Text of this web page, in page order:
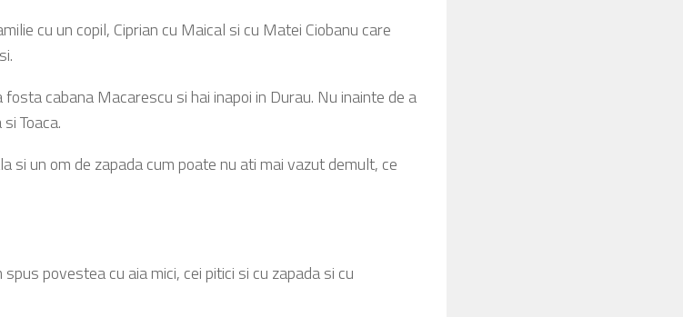
cu un copil, Ciprian cu Maical si cu Matei Ciobanu care
cabana Macarescu si hai inapoi in Durau. Nu inainte de a
Toaca.
si un om de zapada cum poate nu ati mai vazut demult, ce
povestea cu aia mici, cei pitici si cu zapada si cu